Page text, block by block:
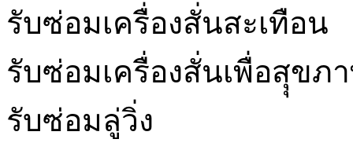
รับซ่อมเครื่องสั่นสะเทือน
รับซ่อมเครื่องสั่นเพื่อสุุขภ
รับซ่อมลู่วิ่ง